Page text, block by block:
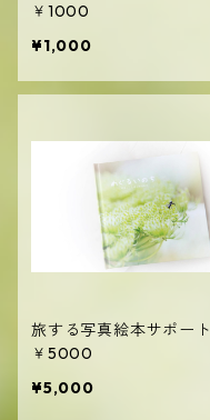
￥1000
¥1,000
旅する写真絵本サポート
￥5000
¥5,000